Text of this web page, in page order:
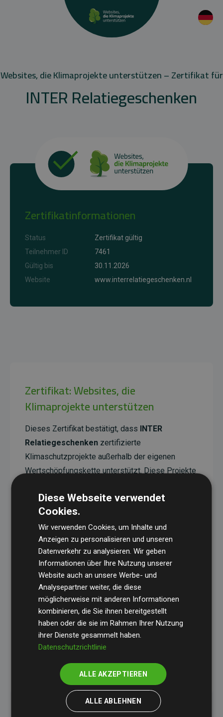
Websites, die Klimaprojekte unterstützen – Zertifikat für
INTER Relatiegeschenken
Zertifikatinformationen
Status
Zertifikat gültig
Teilnehmer ID
7461
Gültig bis
30.11.2026
Website
www.interrelatiegeschenken.nl
Zertifikat: Websites, die
Klimaprojekte unterstützen
Dieses Zertifikat bestätigt, dass INTER
Relatiegeschenken zertifizierte
Klimaschutzprojekte außerhalb der eigenen
Wertschöpfungskette unterstützt. Diese Projekte
Wirkung, die im Durchschnitt dem Doppelten der
geschätzten Emissionen der Website entspricht.
Alle unterstützten Projekte werden durch
Standardverifiziert und erfüllen höchste
Anforderungen an Qualität, tatsächliche
Klimawirkung und Transparenz. Weitere
Informationen zu den einzelnen Projekten finden
Sie hier.
Initiative Websites, die Klimaprojekte unterstützen
Diese Webseite verwendet
Cookies.
Wir verwenden Cookies, um Inhalte und
Anzeigen zu personalisieren und unseren
Datenverkehr zu analysieren. Wir geben
Informationen über Ihre Nutzung unserer
Website auch an unsere Werbe- und
Analysepartner weiter, die diese
möglicherweise mit anderen Informationen
kombinieren, die Sie ihnen bereitgestellt
haben oder die sie im Rahmen Ihrer Nutzung
ihrer Dienste gesammelt haben.
Datenschutzrichtlinie
ALLE AKZEPTIEREN
ALLE ABLEHNEN